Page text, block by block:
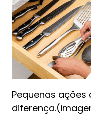
Pequenas